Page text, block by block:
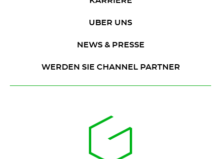
UBER UNS
NEWS & PRESSE
WERDEN SIE CHANNEL PARTNER